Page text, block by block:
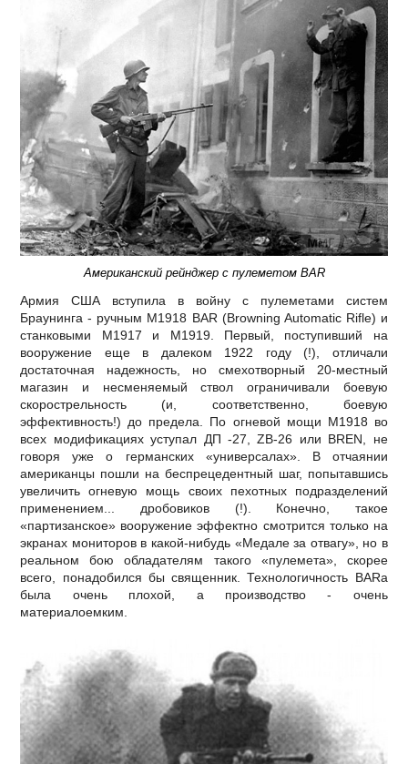
Американский рейнджер с пулеметом BAR
Армия США вступила в войну с пулеметами систем
Браунинга - ручным М1918 BAR (Browning Automatic Rifle) и
станковыми М1917 и М1919. Первый, поступивший на
вооружение еще в далеком 1922 году (!), отличали
достаточная надежность, но смехотворный 20-местный
магазин и несменяемый ствол ограничивали боевую
скорострельность (и, соответственно, боевую
эффективность!) до предела. По огневой мощи М1918 во
всех модификациях уступал ДП -27, ZB-26 или BREN, не
говоря уже о германских «универсалах». В отчаянии
американцы пошли на беспрецедентный шаг, попытавшись
увеличить огневую мощь своих пехотных подразделений
применением... дробовиков (!). Конечно, такое
«партизанское» вооружение эффектно смотрится только на
экранах мониторов в какой-нибудь «Медале за отвагу», но в
реальном бою обладателям такого «пулемета», скорее
всего, понадобился бы священник. Технологичность BARa
была очень плохой, а производство - очень
материалоемким.